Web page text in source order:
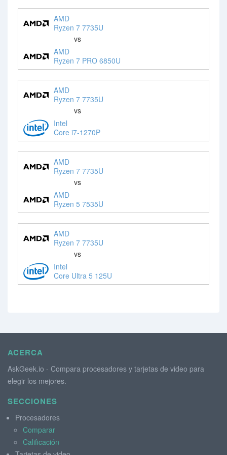
AMD
Ryzen 7 7735U
vs
AMD
Ryzen 7 PRO 6850U
AMD
Ryzen 7 7735U
vs
Intel
Core i7-1270P
AMD
Ryzen 7 7735U
vs
AMD
Ryzen 5 7535U
AMD
Ryzen 7 7735U
vs
Intel
Core Ultra 5 125U
ACERCA
AskGeek.io - Compara procesadores y tarjetas de video para
elegir los mejores.
SECCIONES
Procesadores
Comparar
Calificación